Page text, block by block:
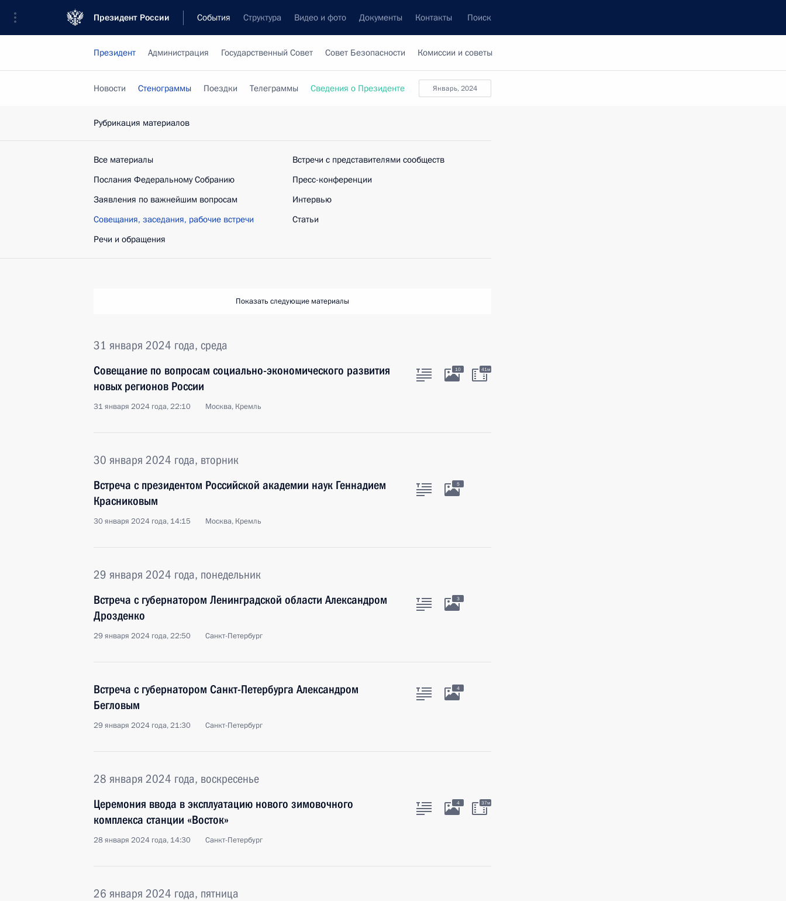
Президент России События Структура Видео и фото Документы Контакты Поиск
Президент Администрация Государственный Совет Совет Безопасности Комиссии и советы
январь, 2024
Новости Стенограммы Поездки Телеграммы Сведения о Президенте
Рубрикация материалов
Все материалы
Послания Федеральному Собранию
Заявления по важнейшим вопросам
Совещания, заседания, рабочие встречи
Речи и обращения
Встречи с представителями сообществ
Пресс-конференции
Интервью
Статьи
Показать следующие материалы
31 января 2024 года, среда
Совещание по вопросам социально-экономического развития
новых регионов России
31 января 2024 года, 22:10 Москва, Кремль
10 41м
30 января 2024 года, вторник
Встреча с президентом Российской академии наук Геннадием
Красниковым
30 января 2024 года, 14:15 Москва, Кремль
5
29 января 2024 года, понедельник
Встреча с губернатором Ленинградской области Александром
Дрозденко
29 января 2024 года, 22:50 Санкт-Петербург
3
Встреча с губернатором Санкт-Петербурга Александром
Бегловым
29 января 2024 года, 21:30 Санкт-Петербург
4
28 января 2024 года, воскресенье
Церемония ввода в эксплуатацию нового зимовочного
комплекса станции «Восток»
28 января 2024 года, 14:30 Санкт-Петербург
4 37м
26 января 2024 года, пятница